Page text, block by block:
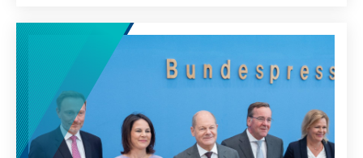
Friedens- und Stabilisierungsmissionen, das
Strafgerichtshof oder für ein Ukraine-
Sondertribunal, alles sind wichtige Schritte,
um die Zukunft auf diesem Planeten sicherer,
friedlicher und nachhaltiger zu gestalten.